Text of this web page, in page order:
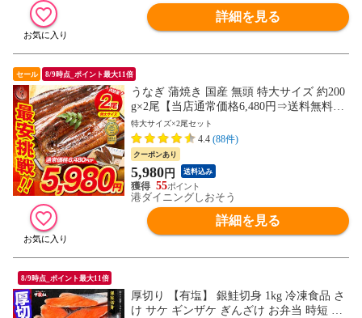
詳細を見る
セール 8/9時点_ポイント最大11倍
うなぎ 蒲焼き 国産 無頭 特大サイズ 約200
g×2尾【当店通常価格6,480円⇒送料無料5,9
80円！】ウナギ 鰻 プレゼント 贈り物 ギフ
ト
特大サイズ×2尾セット
4.4 (88件)
クーポンあり
5,980円 送料込み
55
港ダイニングしおそう
詳細を見る
8/9時点_ポイント最大11倍
厚切り 【有塩】 銀鮭切身 1kg 冷凍食品 さ
け サケ ギンザケ ぎんざけ お弁当 時短 大